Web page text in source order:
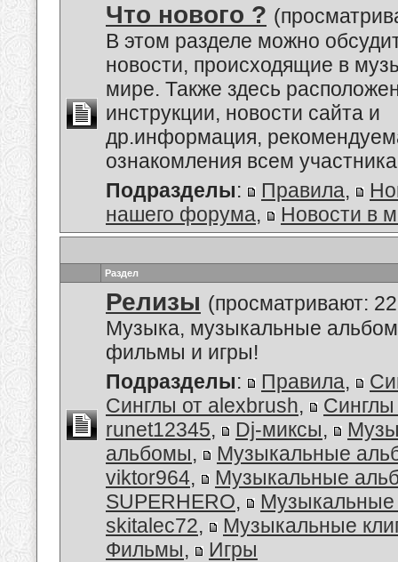
Что нового ?
В этом разделе можно
новости, происходящие в
мире. Также здесь
инструкции, новости сайта и
др.информация,
ознакомления всем
Подразделы: Правила,
нашего форума, Новости в
Раздел
Релизы (просматривают:
Музыка, музыкальные
фильмы и игры!
Подразделы: Правила,
Синглы от alexbrush,
Синглы
runet12345, Dj-миксы,
альбомы,
Музыкальные
viktor964,
Музыкальные
SUPERHERO,
skitalec72,
Музыкальные
Фильмы, Игры